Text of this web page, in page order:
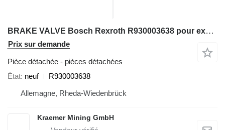
BRAKE VALVE Bosch Rexroth R930003638 pour excavateur
Prix sur demande
Pièce détachée - pièces détachées
État neuf
R930003638
Allemagne, Rheda-Wiedenbrück
Kraemer Mining GmbH